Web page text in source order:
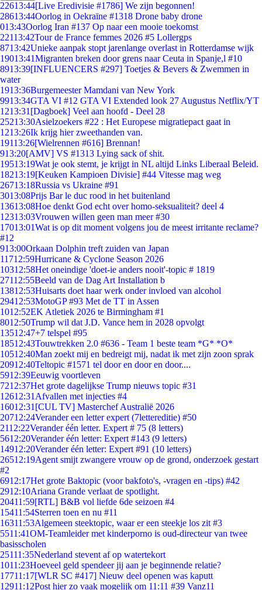
22613:44[Live Eredivisie #1786] We zijn begonnen!
28613:44Oorlog in Oekraïne #1318 Drone baby drone
013:43Oorlog Iran #137 Op naar een mooie toekomst
22113:42Tour de France femmes 2026 #5 Lollergps
8713:42Unieke aanpak stopt jarenlange overlast in Rotterdamse wijk
19013:41Migranten breken door grens naar Ceuta in Spanje,l #10
8913:39[INFLUENCERS #297] Toetjes & Bevers & Zwemmen in
water
1913:36Burgemeester Mamdani van New York
9913:34GTA VI #12 GTA VI Extended look 27 Augustus Netflix/YT
1213:31 [Dagboek] Veel aan hoofd - Deel 28
25213:30Asielzoekers #22 : Het Europese migratiepact gaat in
1213:26Ik krijg hier zweethanden van.
19113:26[Wielrennen #616] Brennan!
913:20[AMV] VS #1313 Lying sack of shit.
19513:19Wat je ook stemt, je krijgt in NL altijd Links Liberaal Beleid.
18213:19[Keuken Kampioen Divisie] #44 Vitesse mag weg
26713:18Russia vs Ukraine #91
3013:08Prijs Bar le duc rood in het buitenland
13613:08Hoe denkt God echt over homo-seksualiteit? deel 4
12313:03Vrouwen willen geen man meer #30
17013:01Wat is op dit moment volgens jou de meest irritante reclame?
#12
913:00Orkaan Dolphin treft zuiden van Japan
11712:59Hurricane & Cyclone Season 2026
10312:58Het oneindige 'doet-ie anders nooit'-topic # 1819
27112:55Beeld van de Dag Art Installation b
13812:53Huisarts doet haar werk onder invloed van alcohol
29412:53MotoGP #93 Met de TT in Assen
1012:52EK Atletiek 2026 te Birmingham #1
8012:50Trump wil dat J.D. Vance hem in 2028 opvolgt
13512:47+7 telspel #95
18512:43Touwtrekken 2.0 #636 - Team 1 beste team *G* *O*
10512:40Man zoekt mij en bedreigt mij, nadat ik met zijn zoon sprak
20912:40Teltopic #1571 tel door en door en door....
5912:39Eeuwig voortleven
7212:37Het grote dagelijkse Trump nieuws topic #31
12612:31 Afvallen met injecties #4
16012:31 [CUL TV] Masterchef Australië 2026
20712:24Verander een letter expert (7lettereditie) #50
2112:22Verander één letter. Expert # 75 (8 letters)
5612:20Verander één letter: Expert #143 (9 letters)
14912:20Verander één letter: Expert #91 (10 letters)
26512:19Agent smijt zwangere vrouw op de grond, onderzoek gestart
#2
6912:17Het grote Baktopic (voor bakfoto's, -vragen en -tips) #42
2912:10Ariana Grande verlaat de spotlight.
20411:59[RTL] B&B vol liefde 6de seizoen #4
15411:54Sterren toen en nu #11
16311:53Algemeen steektopic, waar er een steekje los zit #3
5511:41OM-Teamleider met kinderporno is oud-directeur van twee
basisscholen
25111:35Nederland stevent af op watertekort
1011:23Hoeveel geld spendeer jij aan je beginnende relatie?
17711:17[WLR SC #417] Nieuw deel openen was kaputt
12911:12Post hier zo vaak mogelijk om 11:11 #39 Vanz11